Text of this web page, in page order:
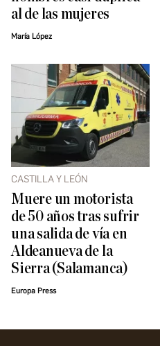
al de las mujeres
María López
CASTILLA Y LEÓN
Muere un motorista
de 50 años tras sufrir
una salida de vía en
Aldeanueva de la
Sierra (Salamanca)
Europa Press